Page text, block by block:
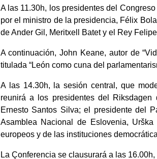
A las 11.30h, los presidentes del
por el ministro de la presidencia, Félix
de Ander Gil, Meritxell Batet y el Rey
A continuación, John Keane, autor de
titulada “León como cuna del
A las 14.30h, la sesión central, que
reunirá a los presidentes del
Ernesto Santos Silva; el presidente del
Asamblea Nacional de Eslovenia,
europeos y de las instituciones
La Çonferencia se clausurará a las